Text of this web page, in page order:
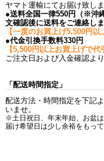
ヤマト運輸にてお届け致しま
●送料全国一律550円（※沖
文確認後に送料をご連絡しま
【一度のお買上げ5,500円以
●代金引換手数料330円
【5,500円以上お買上げで代
ご注文日および入金確認よ
「配送時間指定」
配送方法・時間指定を下記
いませ。
※土日祝日、年末年始、お盆
届け希望日は少し余裕をもっ